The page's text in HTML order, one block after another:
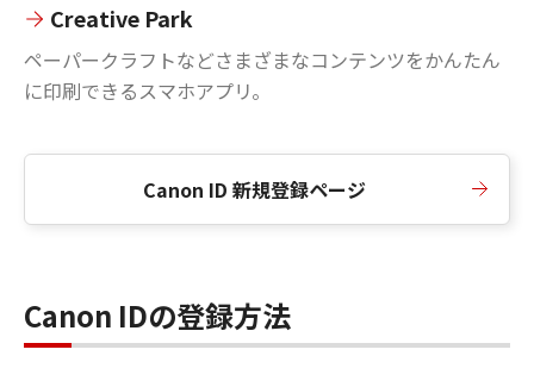
Creative Park
ペーパークラフトなどさまざまなコンテンツをかんたん
に印刷できるスマホアプリ。
Canon ID 新規登録ページ
Canon IDの登録方法